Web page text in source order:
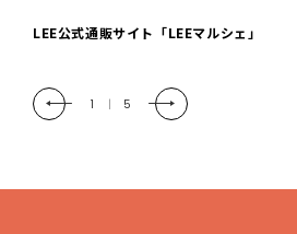
「LEE DAYS」本物志向にときめく。大人カ
2 | 5